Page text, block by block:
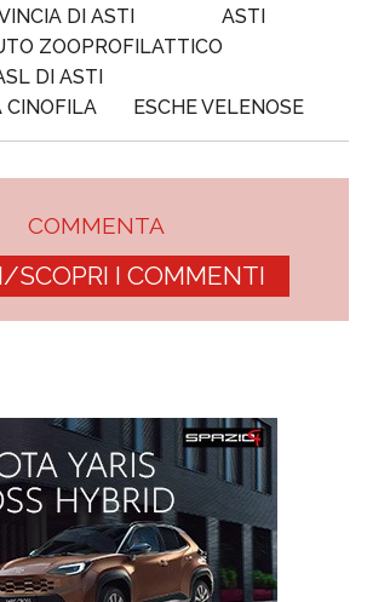
DI ASTI
ASTI
ZOOPROFILATTICO
DI ASTI
CINOFILA
ESCHE VELENOSE
COMMENTA
SCOPRI I COMMENTI